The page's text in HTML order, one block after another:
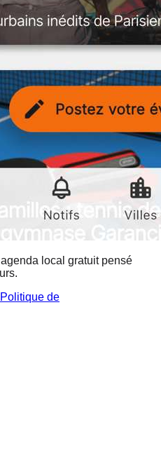
local gratuit pensé
Politique de